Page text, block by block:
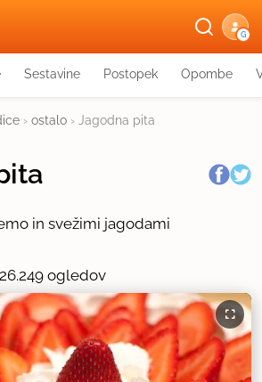
G
Sestavine Postopek Opombe
› ostalo › Jagodna pita
in svežimi jagodami
26.249 ogledov